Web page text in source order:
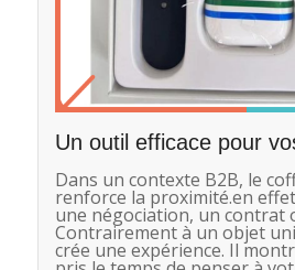
Un outil efficace pour
Dans un contexte B2B, le
renforce la proximité.en
une négociation, un contrat
Contrairement à un objet
crée une expérience. Il